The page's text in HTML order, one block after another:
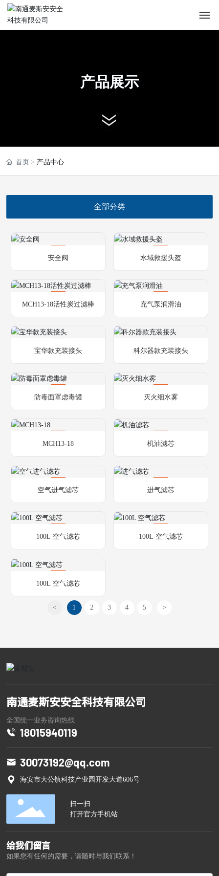
应用案例
联系我们
产品展示
首页 产品中心
全部分类
安全阀 水域救援头盔
MCH13-18活性炭过滤棒 充气泵润滑油
宝华款充装接头 科尔器款充装接头
防毒面罩虑毒罐 灭火细水雾
MCH13-18 机油滤芯
空气进气滤芯 进气滤芯
100L 空气滤芯 100L 空气滤芯
100L 空气滤芯
< 1 2 3 4 5 >
南通麦斯安安全科技有限公司
全国统一业务咨询热线
18015940119
30073192@qq.com
海安市大公镇科技产业园开发大道606号
扫一扫
打开官方手机站
给我们留言
如果您有任何的需要，请随时与我们联系！